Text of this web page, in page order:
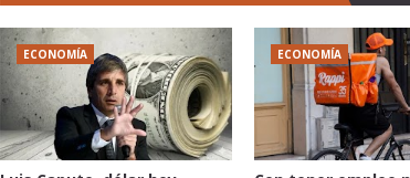
ECONOMÍA ECONOMÍA